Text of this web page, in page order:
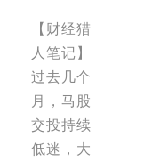
【财经猎
人笔记】
过去几个
月，马股
交投持续
低迷，大